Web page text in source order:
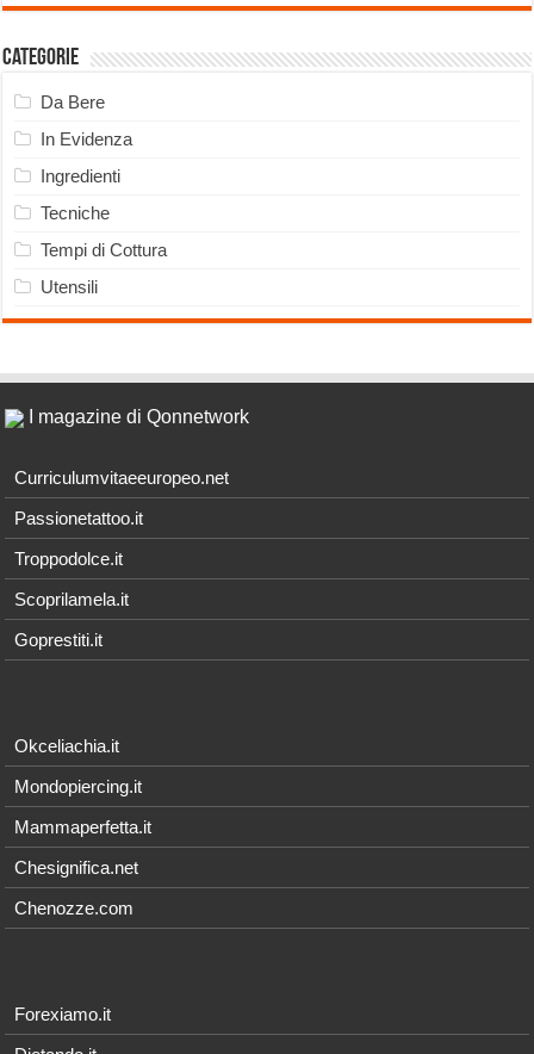
Categorie
Da Bere
In Evidenza
Ingredienti
Tecniche
Tempi di Cottura
Utensili
I magazine di Qonnetwork
Curriculumvitaeeuropeo.net
Passionetattoo.it
Troppodolce.it
Scoprilamela.it
Goprestiti.it
Okceliachia.it
Mondopiercing.it
Mammaperfetta.it
Chesignifica.net
Chenozze.com
Forexiamo.it